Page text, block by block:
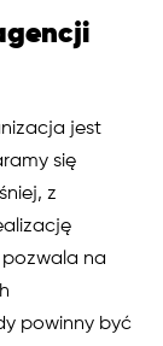
jest
się
z
pozwala na
powinny być